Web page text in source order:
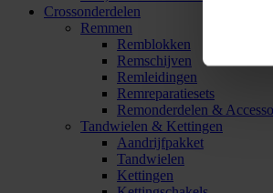
Crossonderdelen
Remmen
Remblokken
Remschijven
Remleidingen
Remreparatiesets
Remonderdelen &
Tandwielen & Kettingen
Aandrijfpakket
Tandwielen
Kettingen